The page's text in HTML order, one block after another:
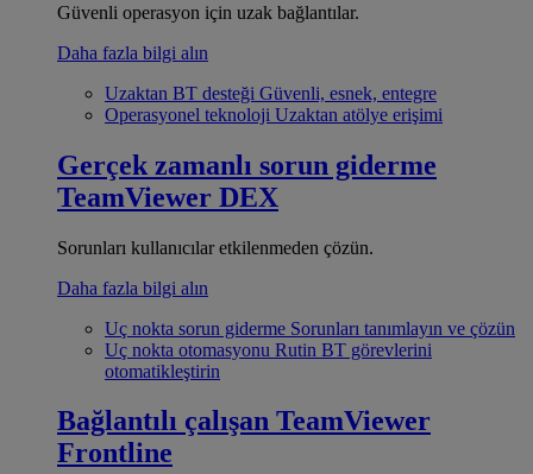
Güvenli operasyon için uzak bağlantılar.
Daha fazla bilgi alın
Uzaktan BT desteği Güvenli, esnek, entegre
Operasyonel teknoloji Uzaktan atölye erişimi
Gerçek zamanlı sorun giderme
TeamViewer DEX
Sorunları kullanıcılar etkilenmeden çözün.
Daha fazla bilgi alın
Uç nokta sorun giderme Sorunları tanımlayın ve çözün
Uç nokta otomasyonu Rutin BT görevlerini
otomatikleştirin
Bağlantılı çalışan TeamViewer
Frontline